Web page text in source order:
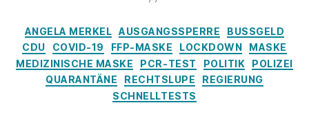
Kategorien
ANGELA MERKEL AUSGANGSSPERRE
BUSSGELD
CDU
COVID-19 FFP-MASKE LOCKDOWN
MASKE
MEDIZINISCHE MASKE
PCR-TEST POLITIK
POLIZEI
QUARANTÄNE
RECHTSLUPE
REGIERUNG
SCHNELLTESTS